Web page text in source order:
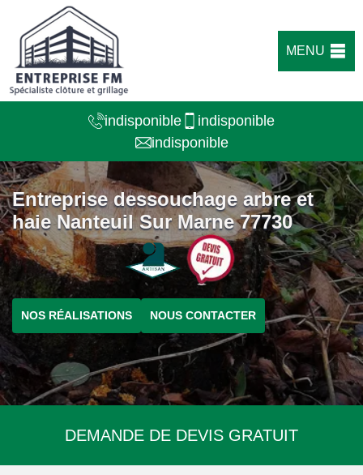
MENU
indisponible
indisponible
indisponible
Entreprise dessouchage arbre et
haie Nanteuil Sur Marne 77730
NOS RÉALISATIONS NOUS CONTACTER
DEMANDE DE DEVIS GRATUIT